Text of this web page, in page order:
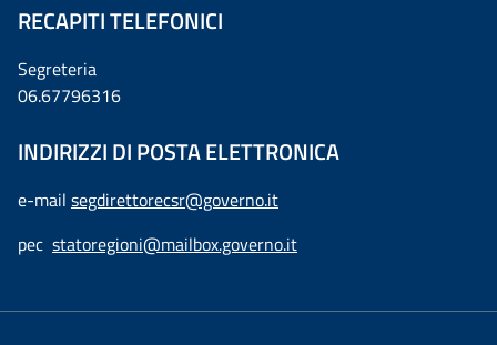
RECAPITI TELEFONICI
Segreteria
06.67796316
INDIRIZZI DI POSTA ELETTRONICA
e-mail segdirettorecsr@governo.it
pec statoregioni@mailbox.governo.it